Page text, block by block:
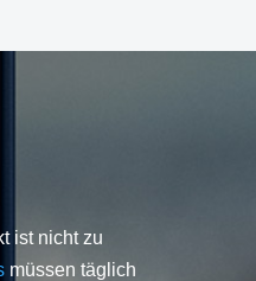
ist nicht zu
müssen täglich